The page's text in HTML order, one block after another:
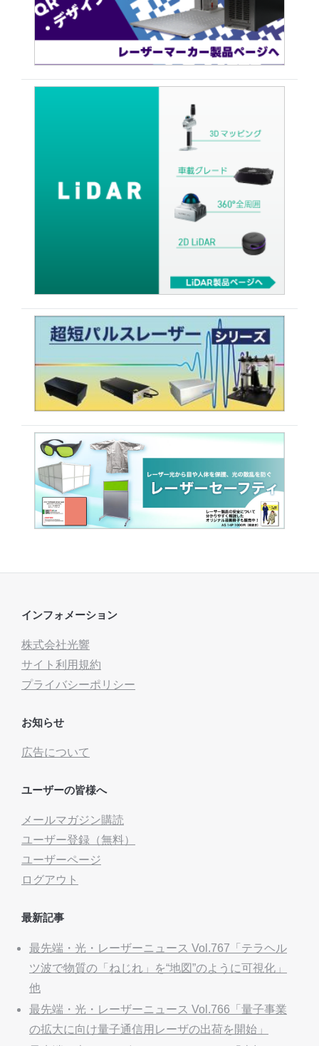
インフォメーション
株式会社光響
サイト利用規約
プライバシーポリシー
お知らせ
広告について
ユーザーの皆様へ
メールマガジン購読
ユーザー登録（無料）
ユーザーページ
ログアウト
最新記事
最先端・光・レーザーニュース Vol.767「テラヘル
ツ波で物質の「ねじれ」を“地図”のように可視化」
他
最先端・光・レーザーニュース Vol.766「量子事業
の拡大に向け量子通信用レーザの出荷を開始」